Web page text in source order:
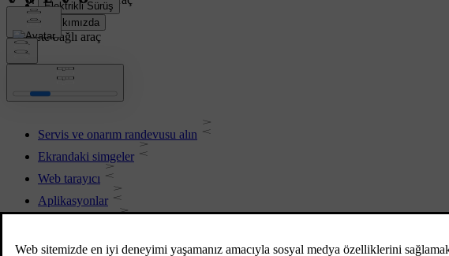
İnternete bağlı araç
Servis ve onarım randevusu alın
Ekrandaki simgeler
Web tarayıcı
Aplikasyonlar
Araç modemi